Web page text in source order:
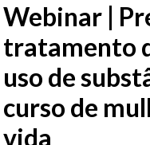
Webinar |
tratamento
uso de
curso de
vida